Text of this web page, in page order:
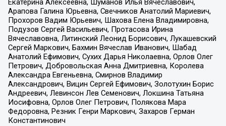
Екатерина Алексеевна, Шуманов Илья Вячеславович,
Арапова Галина Юрьевна, Свечников Анатолий Мариевич,
Прохоров Вадим Юрьевич, Шахова Елена Владимировна,
Подузов Сергей Васильевич, Протасова Ирина
Вячеславовна, Литинский Леонид Борисович, Лукашевский
Сергей Маркович, Бахмин Вячеслав Иванович, Шабад
Анатолий Ефимович, Сухих Дарья Николаевна, Орлов Олег
Петрович, Добровольская Анна Дмитриевна, Королева
Александра Евгеньевна, Смирнов Владимир
Александрович, Вицин Сергей Ефимович, Золотухин Борис
Андреевич, Левинсон Лев Семенович, Локшина Татьяна
Иосифовна, Орлов Олег Петрович, Полякова Мара
Федоровна, Резник Генри Маркович, Захаров Герман
Константинович